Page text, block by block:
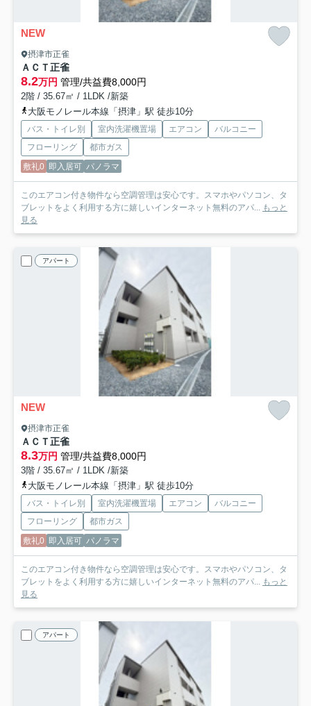
NEW
摂津市正雀
ＡＣＴ正雀
8.2万円 管理/共益費8,000円
2階 / 35.67㎡ / 1LDK /新築
大阪モノレール本線「摂津」駅 徒歩10分
バス・トイレ別 室内洗濯機置場 エアコン
バルコニー
フローリング
都市ガス
敷礼0 即入居可 パノラマ
このエアコン付き物件なら空調管理は安心です。スマホやパソコン、タ
ブレットをよく利用する方に嬉しいインターネット無料のアパ... もっと
見る
アパート
NEW
摂津市正雀
ＡＣＴ正雀
8.3万円 管理/共益費8,000円
3階 / 35.67㎡ / 1LDK /新築
大阪モノレール本線「摂津」駅 徒歩10分
バス・トイレ別 室内洗濯機置場 エアコン
バルコニー
フローリング
都市ガス
敷礼0 即入居可 パノラマ
このエアコン付き物件なら空調管理は安心です。スマホやパソコン、タ
ブレットをよく利用する方に嬉しいインターネット無料のアパ... もっと
見る
アパート